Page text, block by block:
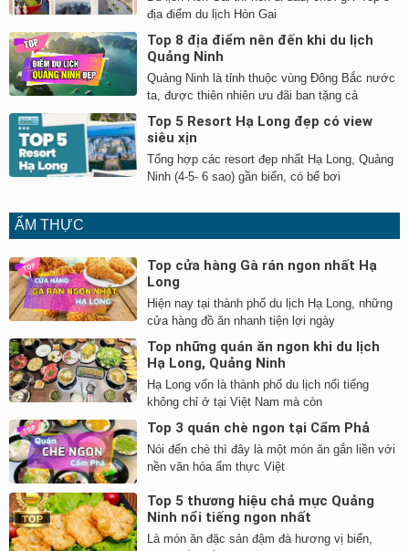
địa điểm du lịch Hòn Gai
Top 8 địa điểm nên đến khi du lịch
Quảng Ninh
Quảng Ninh là tỉnh thuộc vùng Đông Bắc nước
ta, được thiên nhiên ưu đãi ban tặng cả
Top 5 Resort Hạ Long đẹp có view
siêu xịn
Tổng hợp các resort đẹp nhất Hạ Long, Quảng
Ninh (4-5- 6 sao) gần biển, có bể bơi
ẨM THỰC
Top cửa hàng Gà rán ngon nhất Hạ
Long
Hiện nay tại thành phố du lịch Hạ Long, những
cửa hàng đồ ăn nhanh tiện lợi ngày
Top những quán ăn ngon khi du lịch
Hạ Long, Quảng Ninh
Hạ Long vốn là thành phố du lịch nổi tiếng
không chỉ ở tại Việt Nam mà còn
Top 3 quán chè ngon tại Cẩm Phả
Nói đến chè thì đây là một món ăn gắn liền với
nền văn hóa ẩm thực Việt
Top 5 thương hiệu chả mực Quảng
Ninh nổi tiếng ngon nhất
Là món ăn đặc sản đậm đà hương vị biển,